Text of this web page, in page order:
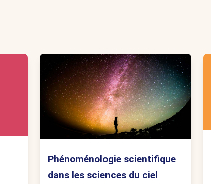
Phénoménologie scientifique
dans les sciences du ciel